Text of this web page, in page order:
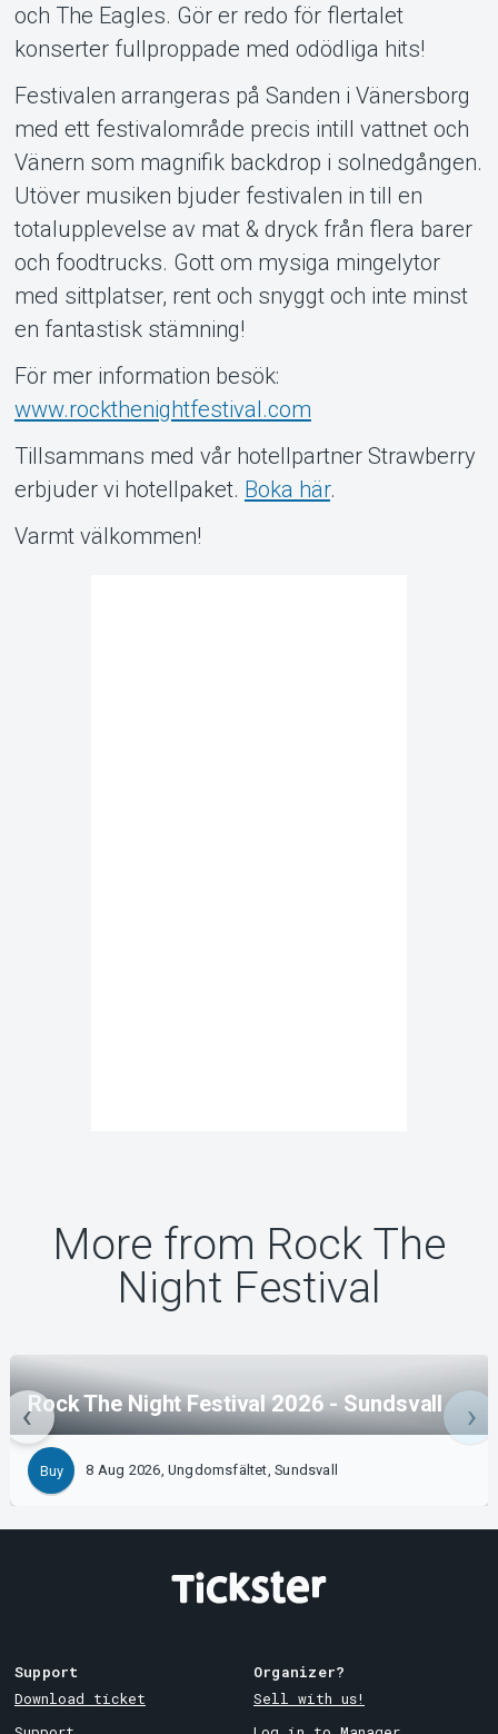
About Tickster
och The Eagles. Gör er redo för flertalet
konserter fullproppade med odödliga hits!
Festivalen arrangeras på Sanden i Vänersborg
med ett festivalområde precis intill vattnet och
Vänern som magnifik backdrop i solnedgången.
Utöver musiken bjuder festivalen in till en
totalupplevelse av mat & dryck från flera barer
och foodtrucks. Gott om mysiga mingelytor
med sittplatser, rent och snyggt och inte minst
en fantastisk stämning!
För mer information besök:
www.rockthenightfestival.com
Tillsammans med vår hotellpartner Strawberry
erbjuder vi hotellpaket. Boka här.
Varmt välkommen!
More from Rock The
Night Festival
Rock The Night Festival 2026 - Sundsvall
Buy 8 Aug 2026, Ungdomsfältet, Sundsvall
Support
Download ticket
Organizer?
Sell with us!